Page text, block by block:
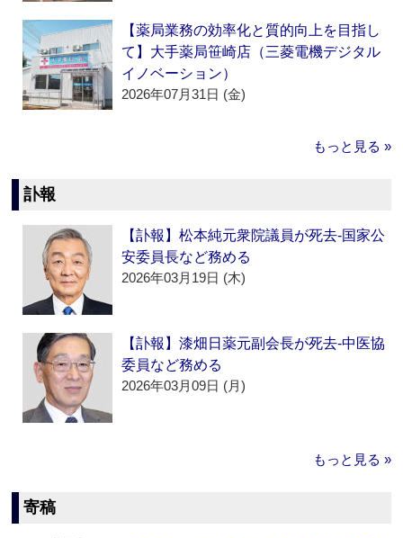
【薬局業務の効率化と質的向上を目指し
て】大手薬局笹崎店（三菱電機デジタル
イノベーション）
2026年07月31日 (金)
もっと見る »
訃報
【訃報】松本純元衆院議員が死去‐国家公
安委員長など務める
2026年03月19日 (木)
【訃報】漆畑日薬元副会長が死去‐中医協
委員など務める
2026年03月09日 (月)
もっと見る »
寄稿